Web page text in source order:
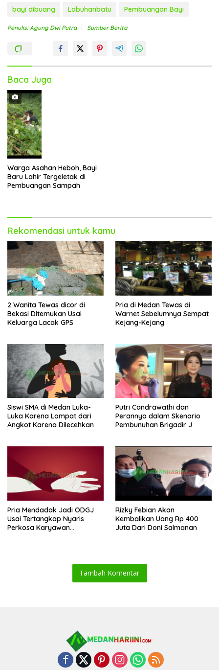
bayi dibuang Labuhanbatu Pembuangan Bayi
Penulis: Agung Dwi Putra Sumber Berita
Baca Juga
Warga Asahan Heboh, Bayi
Baru Lahir Tergeletak di
Pembuangan Sampah
Rekomendasi untuk kamu
2 Wanita Tewas dicor di
Bekasi Ditemukan Usai
Keluarga Lacak GPS
Pria di Medan Tewas di
Warnet Sebelumnya Sempat
Kejang-Kejang
Siswi SMA di Medan Luka-
Luka Karena Lompat dari
Angkot Karena Dilecehkan
Putri Candrawathi dan
Perannya dalam Skenario
Pembunuhan Brigadir J
Pria Mendadak Jadi ODGJ
Usai Tertangkap Nyaris
Perkosa Karyawan
Rizky Febian Akan
Kembalikan Uang Rp 400
Juta Dari Doni Salmanan
Tambah Komentar